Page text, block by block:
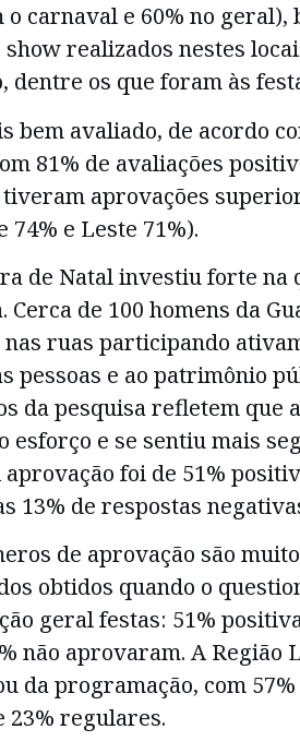
carnaval e 60% no geral),
show realizados nestes
dentre os que foram às
bem avaliado, de acordo
81% de avaliações
aprovações
74% e Leste 71%).
de Natal investiu forte na
Cerca de 100 homens da
ruas participando
pessoas e ao patrimônio
da pesquisa refletem que
esforço e se sentiu mais
aprovação foi de 51%
13% de respostas
de aprovação são
obtidos quando o
geral festas: 51%
não aprovaram. A Região
da programação, com
23% regulares.